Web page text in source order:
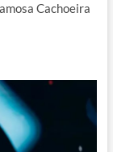
Cachoeira